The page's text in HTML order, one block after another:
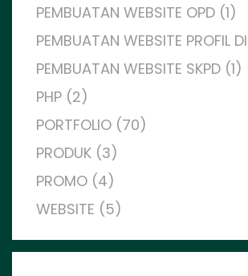
PEMBUATAN WEBSITE OPD (1)
PEMBUATAN WEBSITE PROFIL
PEMBUATAN WEBSITE SKPD (1)
PHP (2)
PORTFOLIO (70)
PRODUK (3)
PROMO (4)
WEBSITE (5)